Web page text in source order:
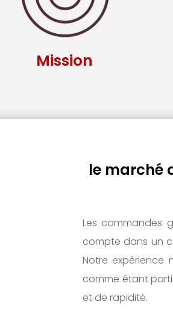
Mission
le marché
Les commandes
compte dans un
Notre expérience
comme étant
et de rapidité.